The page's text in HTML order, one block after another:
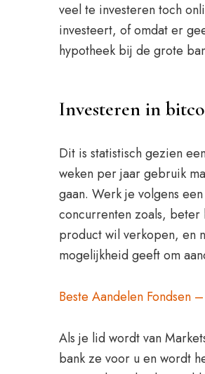
veel te investeren toch
investeert, of omdat er
hypotheek bij de grote
Investeren in
Dit is statistisch gezien
weken per jaar gebruik
gaan. Werk je volgens
concurrenten zoals, beter
product wil verkopen, en
mogelijkheid geeft om
Beste Aandelen Fondsen
Als je lid wordt van
bank ze voor u en wordt